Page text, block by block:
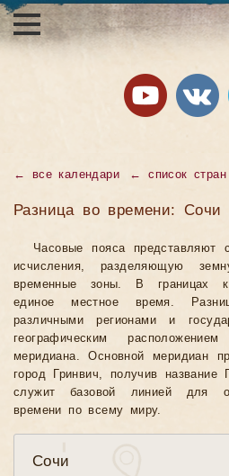
← все календари ←список стран
Разница во времени: Сочи
Часовые пояса представляют
исчисления, разделяющую
временные зоны. В границах
единое местное время.
различными регионами и
географическим
меридиана. Основной меридиан
город Гринвич, получив название
служит базовой линией для
времени по всему миру.
Сочи